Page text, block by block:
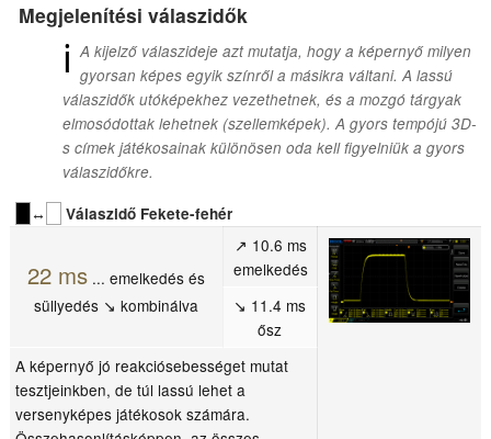
Megjelenítési válaszidők
ℹ A kijelző válaszideje azt mutatja, hogy a képernyő milyen
gyorsan képes egyik színről a másikra váltani. A lassú
válaszidők utóképekhez vezethetnek, és a mozgó tárgyak
elmosódottak lehetnek (szellemképek). A gyors tempójú 3D-
s címek játékosainak különösen oda kell figyelniük a gyors
válaszidőkre.
↔
Válaszidő Fekete-fehér
22 ms ... emelkedés és
süllyedés ↘ kombinálva
↗ 10.6 ms
emelkedés
↘ 11.4 ms
ősz
A képernyő jó reakciósebességet mutat
tesztjeinkben, de túl lassú lehet a
versenyképes játékosok számára.